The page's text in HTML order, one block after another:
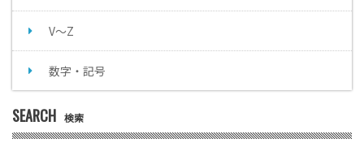
V～Z
数字・記号
SEARCH 検索